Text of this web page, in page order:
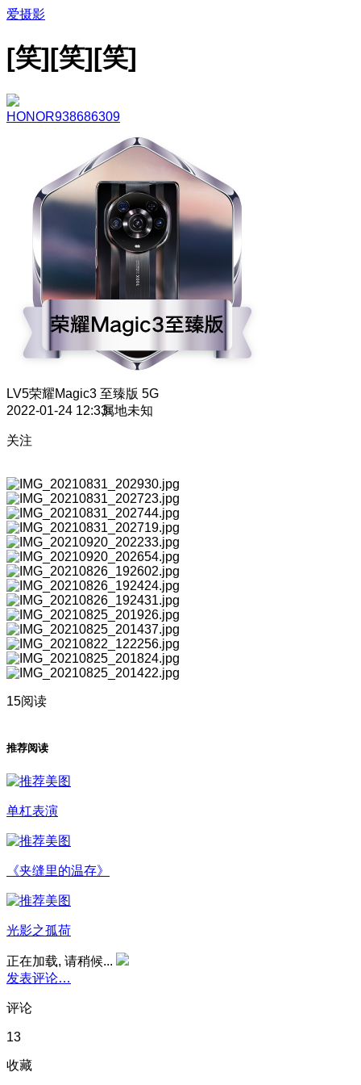
爱摄影
[笑][笑][笑]
HONOR938686309
LV5荣耀Magic3 至臻版 5G
2022-01-24 12:33属地未知
关注
15阅读
推荐阅读
单杠表演
《夹缝里的温存》
光影之孤荷
正在加载, 请稍候...
发表评论…
评论
13
收藏